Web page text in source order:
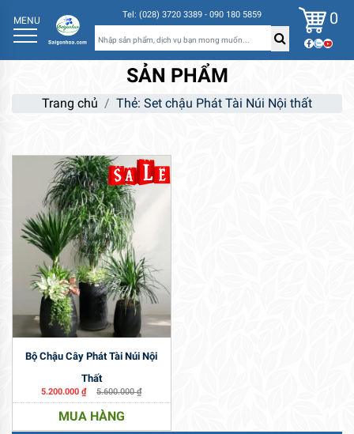
MENU Tel: (028) 3720 3389 - 090 180 5859 0
SẢN PHẨM
Trang chủ Thẻ: Set chậu Phát Tài Núi Nội thất
Bộ Chậu Cây Phát Tài Núi Nội
Thất
5.200.000₫ 5.600.000₫
MUA HÀNG